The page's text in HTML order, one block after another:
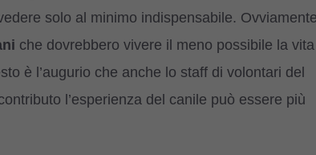
solo al minimo indispensabile.
che dovrebbero vivere il meno possibile la vita
è l’augurio che anche lo staff di volontari del
l’esperienza del canile può essere più